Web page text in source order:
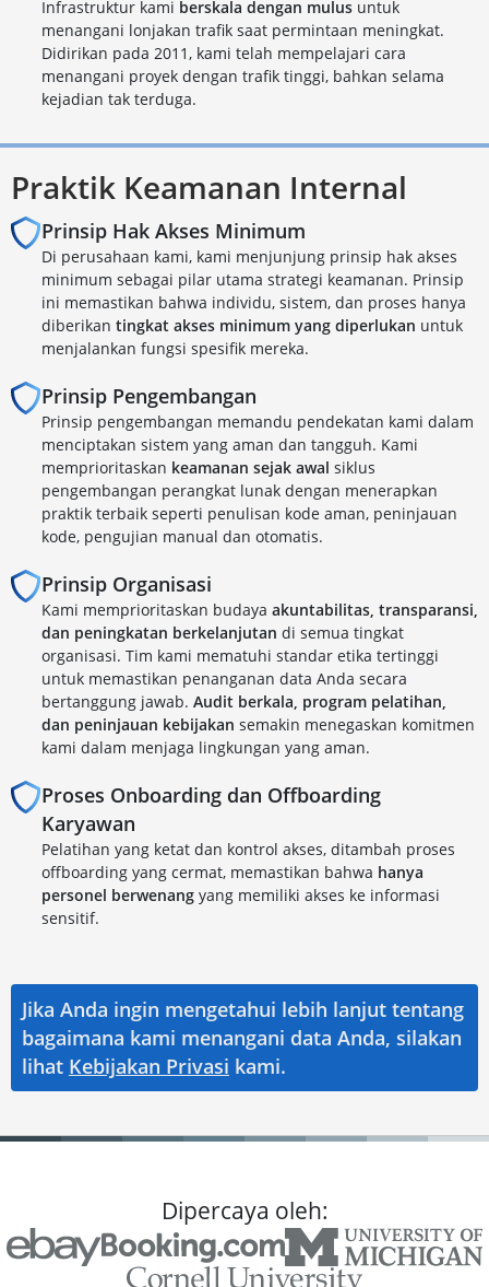
Infrastruktur kami berskala dengan mulus untuk
menangani lonjakan trafik saat permintaan meningkat.
Didirikan pada 2011, kami telah mempelajari cara
menangani proyek dengan trafik tinggi, bahkan selama
kejadian tak terduga.
Praktik Keamanan Internal
Prinsip Hak Akses Minimum
Di perusahaan kami, kami menjunjung prinsip hak akses
minimum sebagai pilar utama strategi keamanan. Prinsip
ini memastikan bahwa individu, sistem, dan proses hanya
diberikan tingkat akses minimum yang diperlukan untuk
menjalankan fungsi spesifik mereka.
Prinsip Pengembangan
Prinsip pengembangan memandu pendekatan kami dalam
menciptakan sistem yang aman dan tangguh. Kami
memprioritaskan keamanan sejak awal siklus
pengembangan perangkat lunak dengan menerapkan
praktik terbaik seperti penulisan kode aman, peninjauan
kode, pengujian manual dan otomatis.
Prinsip Organisasi
Kami memprioritaskan budaya akuntabilitas, transparansi,
dan peningkatan berkelanjutan di semua tingkat
organisasi. Tim kami mematuhi standar etika tertinggi
untuk memastikan penanganan data Anda secara
bertanggung jawab. Audit berkala, program pelatihan,
dan peninjauan kebijakan semakin menegaskan komitmen
kami dalam menjaga lingkungan yang aman.
Proses Onboarding dan Offboarding
Karyawan
Pelatihan yang ketat dan kontrol akses, ditambah proses
offboarding yang cermat, memastikan bahwa hanya
personel berwenang yang memiliki akses ke informasi
sensitif.
Jika Anda ingin mengetahui lebih lanjut tentang
bagaimana kami menangani data Anda, silakan
lihat Kebijakan Privasi kami.
Dipercaya oleh: